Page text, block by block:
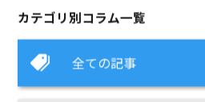
カテゴリ別コラム一覧
全ての記事